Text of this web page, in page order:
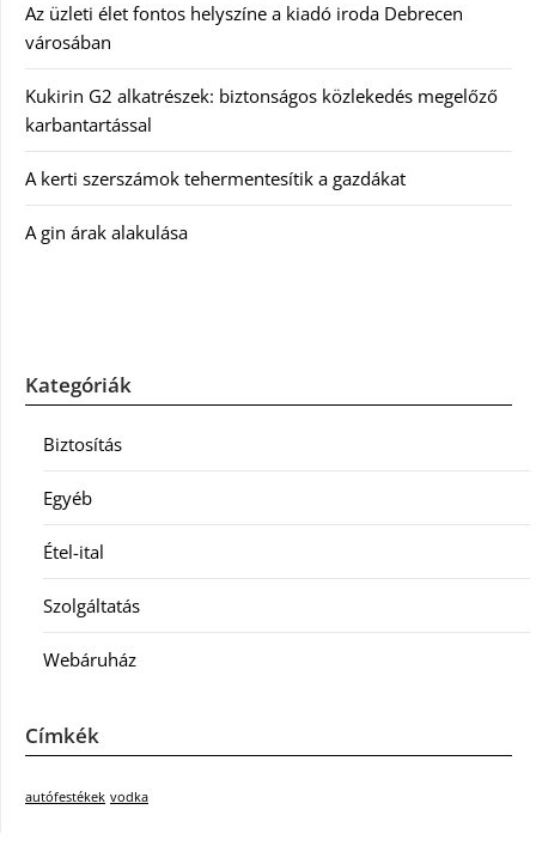
Az üzleti élet fontos helyszíne a kiadó iroda Debrecen
városában
Kukirin G2 alkatrészek: biztonságos közlekedés megelőző
karbantartással
A kerti szerszámok tehermentesítik a gazdákat
A gin árak alakulása
Kategóriák
Biztosítás
Egyéb
Étel-ital
Szolgáltatás
Webáruház
Címkék
autófestékek vodka